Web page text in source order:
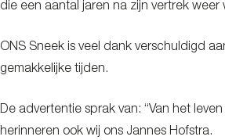
die een aantal jaren na zijn vertrek
ONS Sneek is veel dank verschuldigd
gemakkelijke tijden.
De advertentie sprak van: “Van het
herinneren ook wij ons Jannes Hofstra.